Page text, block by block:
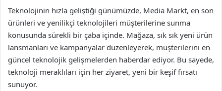
Teknolojinin hızla geliştiği günümüzde, Media Markt, en son
ürünleri ve yenilikçi teknolojileri müşterilerine sunma
konusunda sürekli bir çaba içinde. Mağaza, sık sık yeni ürün
lansmanları ve kampanyalar düzenleyerek, müşterilerini en
güncel teknolojik gelişmelerden haberdar ediyor. Bu sayede,
teknoloji meraklıları için her ziyaret, yeni bir keşif fırsatı
sunuyor.